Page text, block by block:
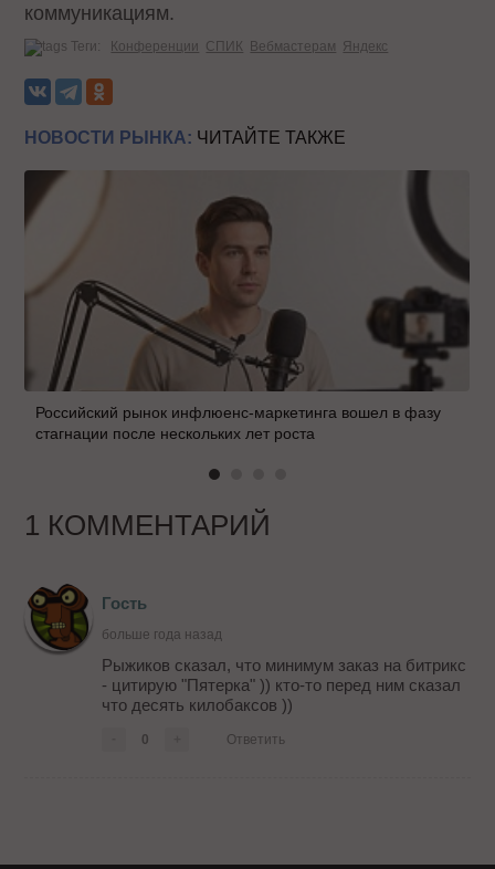
коммуникациям.
Теги: Конференции СПИК Вебмастерам Яндекс
НОВОСТИ РЫНКА: ЧИТАЙТЕ ТАКЖЕ
Российский рынок инфлюенс-маркетинга вошел в фазу
стагнации после нескольких лет роста
1 КОММЕНТАРИЙ
Гость
больше года назад
Рыжиков сказал, что минимум заказ на битрикс
- цитирую "Пятерка" )) кто-то перед ним сказал
что десять килобаксов ))
0 Ответить